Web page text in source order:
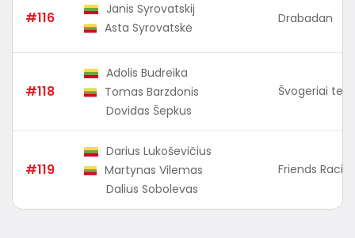
#116
Janis Syrovatskij
Asta Syrovatskė
Drabadan
#118
Adolis Budreika
Tomas Barzdonis
Dovidas Šepkus
Švogeriai
#119
Darius Lukoševičius
Martynas Vilemas
Dalius Sobolevas
Friends